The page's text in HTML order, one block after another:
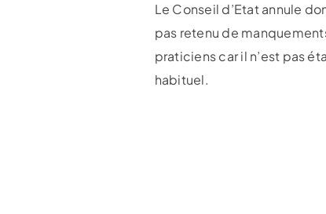
Le Conseil d’Etat annule
pas retenu de
praticiens car il n’est pas
habituel.